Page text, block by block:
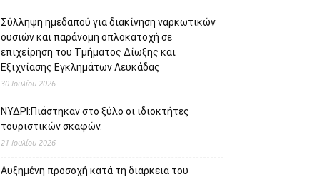
Σύλληψη ημεδαπού για διακίνηση ναρκωτικών
ουσιών και παράνομη οπλοκατοχή σε
επιχείρηση του Τμήματος Δίωξης και
Εξιχνίασης Εγκλημάτων Λευκάδας
30 Ιουλίου 2026
ΝΥΔΡΙ:Πιάστηκαν στο ξύλο οι ιδιοκτήτες
τουριστικών σκαφών.
21 Ιουλίου 2026
Αυξημένη προσοχή κατά τη διάρκεια του